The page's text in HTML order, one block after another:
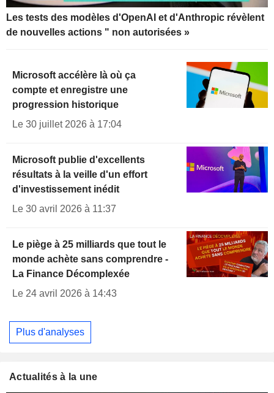
Les tests des modèles d'OpenAI et d'Anthropic révèlent
de nouvelles actions " non autorisées »
Microsoft accélère là où ça
compte et enregistre une
progression historique
Le 30 juillet 2026 à 17:04
Microsoft publie d'excellents
résultats à la veille d'un effort
d'investissement inédit
Le 30 avril 2026 à 11:37
Le piège à 25 milliards que tout le
monde achète sans comprendre -
La Finance Décomplexée
Le 24 avril 2026 à 14:43
Plus d'analyses
Actualités à la une